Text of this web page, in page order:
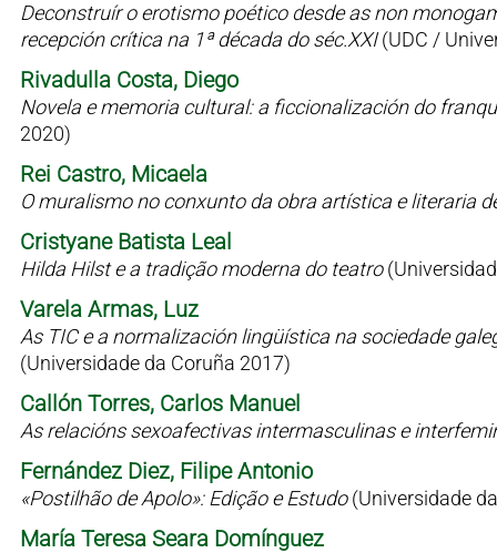
Deconstruír o erotismo poético desde as non
recepción crítica na 1ª década do séc.XXI(UDC /
Rivadulla Costa, Diego
Novela e memoria cultural: a ficcionalización do
2020)
Rei Castro, Micaela
O muralismo no conxunto da obra artística e literaria
Cristyane Batista Leal
Hilda Hilst e a tradição moderna do teatro
Varela Armas, Luz
As TIC e a normalización lingüística na sociedade
(Universidade da Coruña 2017)
Callón Torres, Carlos Manuel
As relacións sexoafectivas intermasculinas e
Fernández Diez, Filipe Antonio
«Postilhão de Apolo»: Edição e Estudo(Universidade
María Teresa Seara Domínguez